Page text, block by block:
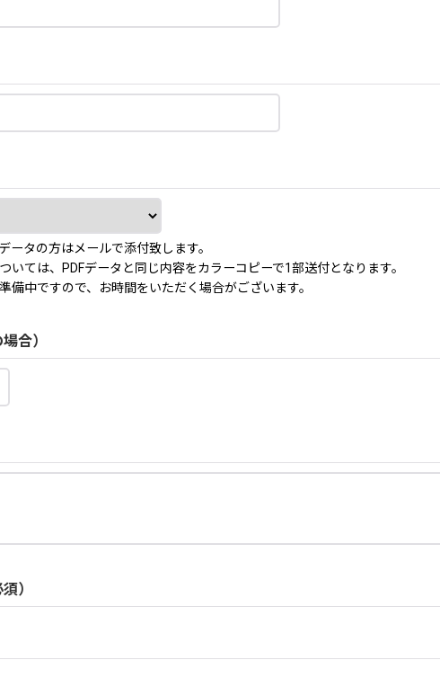
タの方はメールで添付致します。
ては、PDFデータと同じ内容をカラーコピーで1部送付となります。
中ですので、お時間をいただく場合がございます。
合）
）